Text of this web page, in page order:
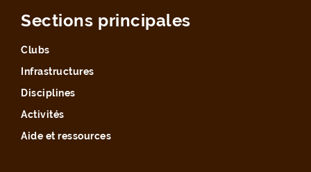
Sections principales
Clubs
Infrastructures
Disciplines
Activités
Aide et ressources